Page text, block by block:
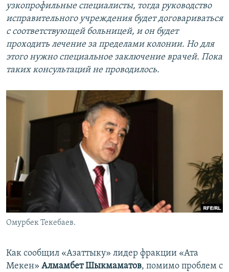
узкопрофильные специалисты, тогда руководство
исправительного учреждения будет договариваться
с соответствующей больницей, и он будет
проходить лечение за пределами колонии. Но для
этого нужно специальное заключение врачей. Пока
таких консультаций не проводилось.
Омурбек Текебаев.
Как сообщил «Азаттыку» лидер фракции «Ата
Мекен» Алмамбет Шыкмаматов, помимо проблем с